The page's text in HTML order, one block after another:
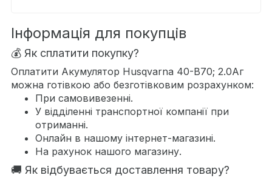
Інформація для покупців
💰 Як сплатити покупку?
Оплатити Акумулятор Husqvarna 40-B70; 2.0Аг
можна готівкою або безготівковим розрахунком:
При самовивезенні.
У відділенні транспортної компанії при
отриманні.
Онлайн в нашому інтернет-магазині.
На рахунок нашого магазину.
🚚 Як відбувається доставлення товару?